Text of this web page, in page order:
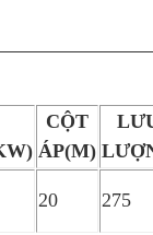
CỘT
ÁP(M)
20 275